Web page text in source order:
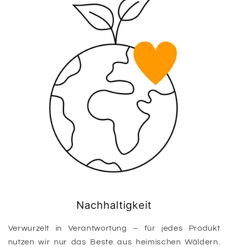
Nachhaltigkeit
Verwurzelt in Verantwortung – für jedes Produkt
nutzen wir nur das Beste aus heimischen Wäldern.